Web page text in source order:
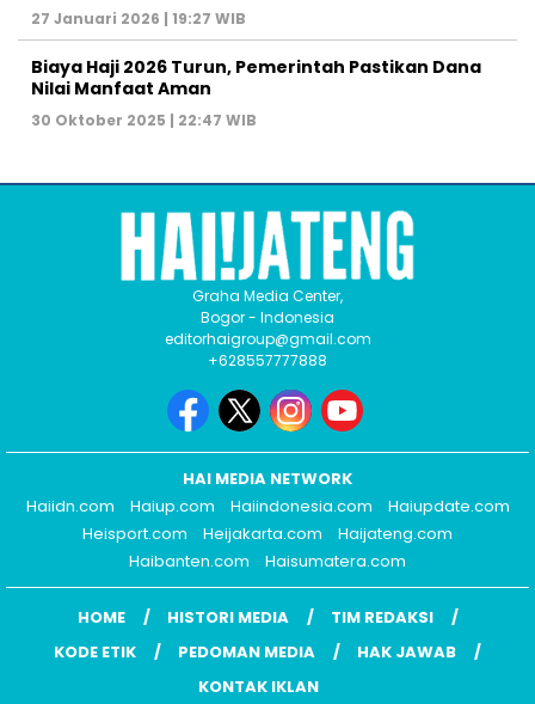
27 Januari 2026 | 19:27 WIB
Biaya Haji 2026 Turun, Pemerintah Pastikan Dana
Nilai Manfaat Aman
30 Oktober 2025 | 22:47 WIB
Graha Media Center,
Bogor - Indonesia
editorhaigroup@gmail.com
+628557777888
HAI MEDIA NETWORK
Haiidn.com
Haiup.com Haiindonesia.com
Haiupdate.com
Heisport.com
Heijakarta.com
Haijateng.com
Haibanten.com
Haisumatera.com
HOME HISTORI MEDIA
TIM REDAKSI
KODE ETIK
PEDOMAN MEDIA
HAK JAWAB
KONTAK IKLAN